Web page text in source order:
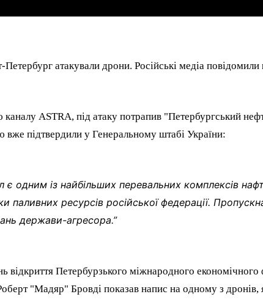
атакували дрони. Російські медіа
каналу ASTRA, під атаку потрапив "Петербургський
вже підтвердили у Генеральному штабі України:
є одним із найбільших перевальних комплексів
паливних ресурсів російської федерації.
держави-агресора.”
відкриття Петербурзького міжнародного
"Мадяр" Бровді показав напис на одному з